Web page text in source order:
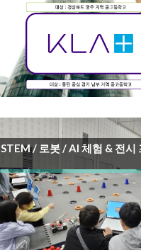
STEM / 로봇 / AI 체험 & 전시